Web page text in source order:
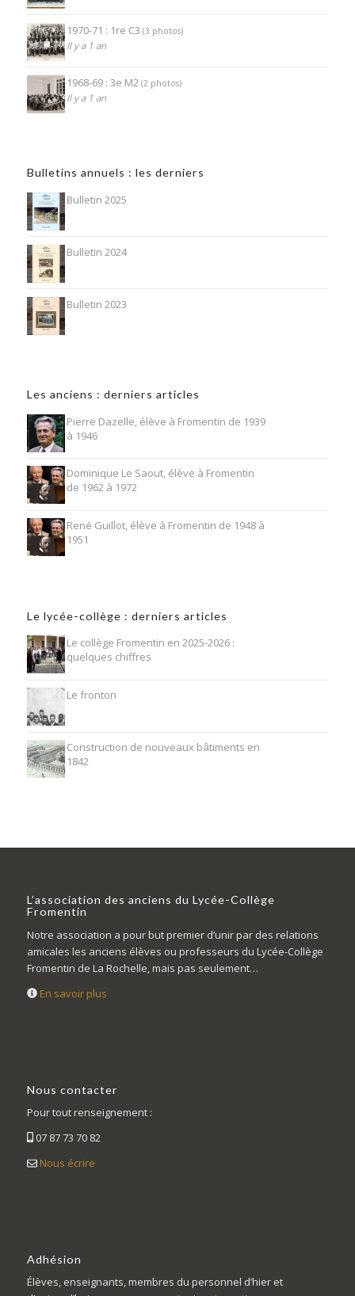
1970-71 : 1re C3 (3 photos)
Il y a 1 an
1968-69 : 3e M2 (2 photos)
Il y a 1 an
Bulletins annuels : les derniers
Bulletin 2025
Bulletin 2024
Bulletin 2023
Les anciens : derniers articles
Pierre Dazelle, élève à Fromentin de 1939
à 1946
Dominique Le Saout, élève à Fromentin
de 1962 à 1972
René Guillot, élève à Fromentin de 1948 à
1951
Le lycée-collège : derniers articles
Le collège Fromentin en 2025-2026 :
quelques chiffres
Le fronton
Construction de nouveaux bâtiments en
1842
L’association des anciens du Lycée-Collège
Fromentin
Notre association a pour but premier d’unir par des relations
amicales les anciens élèves ou professeurs du Lycée-Collège
Fromentin de La Rochelle, mais pas seulement…
En savoir plus
Nous contacter
Pour tout renseignement :
07 87 73 70 82
Nous écrire
Adhésion
Élèves, enseignants, membres du personnel d’hier et